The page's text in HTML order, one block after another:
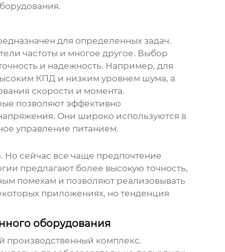
для определенных задач.
частоты и многое другое. Выбор
и надежность. Например, для
КПД и низким уровнем шума, а
скорости и момента.
позволяют эффективно
Они широко используются в
управление питанием.
сейчас все чаще предпочтение
предлагают более высокую точность,
помехам и позволяют реализовывать
приложениях, но тенденция
оборудования
производственный комплекс.